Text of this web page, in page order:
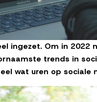
ingezet. Om in
trends in
wat uren op sociale